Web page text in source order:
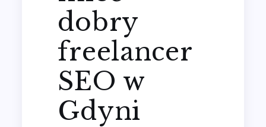
dobry
freelancer
SEO w
Gdyni